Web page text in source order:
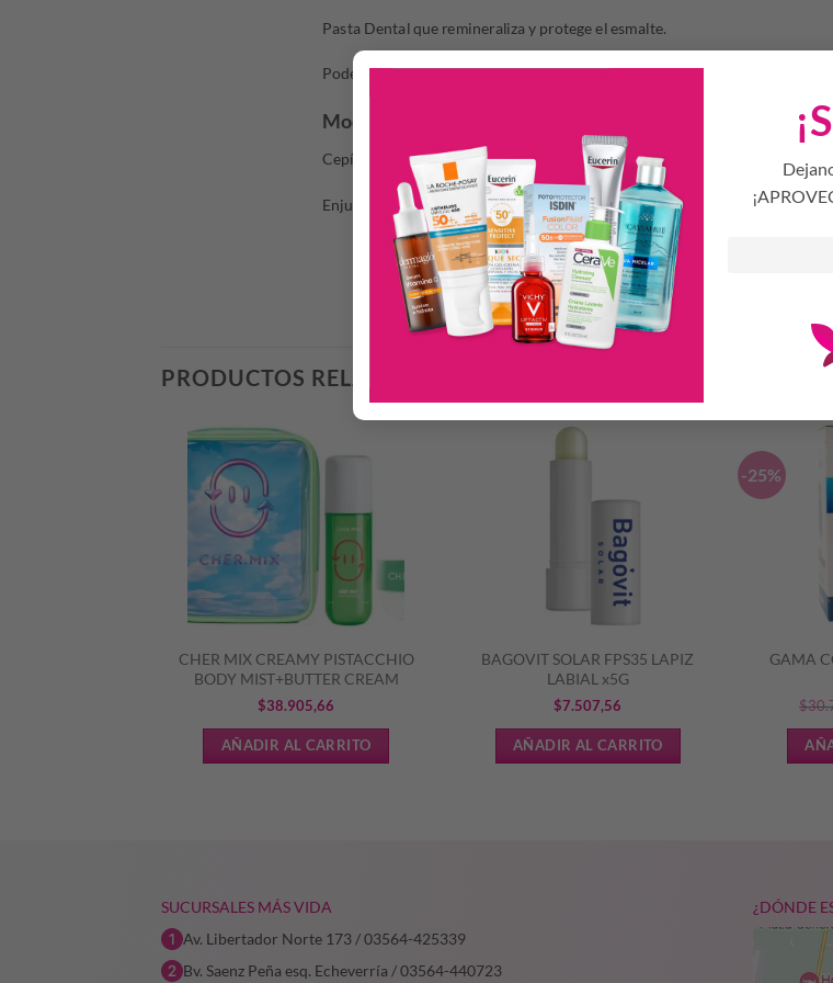
Pasta Dental que remineraliza y protege el esmalte.
Poderosa remoción de manchas.
Modo de uso:
Cepíllese adecuadamente los dientes después de cada comida, tres veces
Enjuagar completamente después del cepillado.
Productos
PRODUCTOS RELACIONADOS
CHER MIX CREAMY PISTACCHIO
BODY MIST+BUTTER CREAM
$38.905,66
AÑADIR AL CARRITO
BAGOVIT SOLAR FPS35 LAPIZ
LABIAL x5G
$7.507,56
AÑADIR AL CARRITO
-25%
GAMA
$
SUCURSALES MÁS VIDA
Av. Libertador Norte 173 / 03564-425339
Bv. Saenz Peña esq. Echeverría / 03564-440723
¿DÓNDE